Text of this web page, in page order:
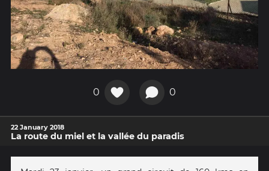
0 0
22 January 2018
La route du miel et la vallée du paradis